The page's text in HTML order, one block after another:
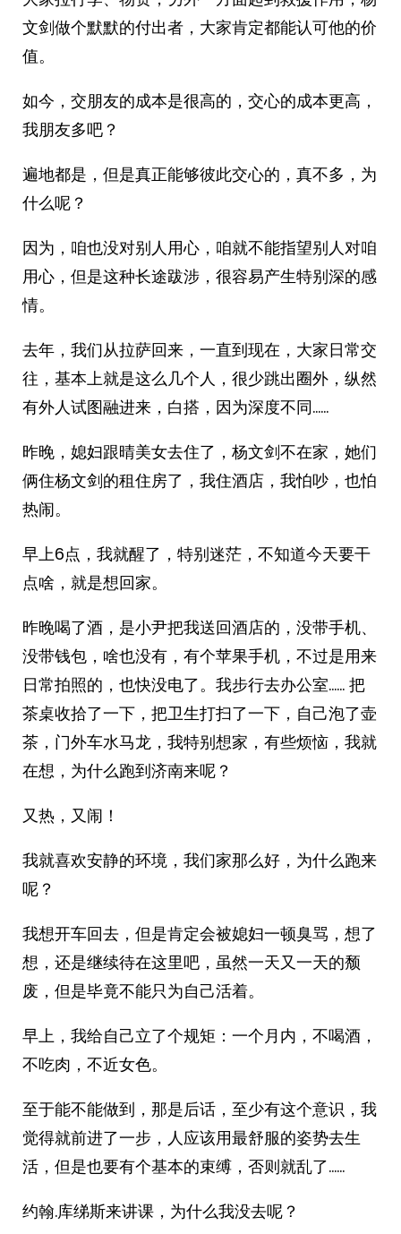
文剑做个默默的付出者，大家肯定都能认可他的价
值。
如今，交朋友的成本是很高的，交心的成本更高，
我朋友多吧？
遍地都是，但是真正能够彼此交心的，真不多，为
什么呢？
因为，咱也没对别人用心，咱就不能指望别人对咱
用心，但是这种长途跋涉，很容易产生特别深的感
情。
去年，我们从拉萨回来，一直到现在，大家日常交
往，基本上就是这么几个人，很少跳出圈外，纵然
有外人试图融进来，白搭，因为深度不同……
昨晚，媳妇跟晴美女去住了，杨文剑不在家，她们
俩住杨文剑的租住房了，我住酒店，我怕吵，也怕
热闹。
早上6点，我就醒了，特别迷茫，不知道今天要干
点啥，就是想回家。
昨晚喝了酒，是小尹把我送回酒店的，没带手机、
没带钱包，啥也没有，有个苹果手机，不过是用来
日常拍照的，也快没电了。我步行去办公室…… 把
茶桌收拾了一下，把卫生打扫了一下，自己泡了壶
茶，门外车水马龙，我特别想家，有些烦恼，我就
在想，为什么跑到济南来呢？
又热，又闹！
我就喜欢安静的环境，我们家那么好，为什么跑来
呢？
我想开车回去，但是肯定会被媳妇一顿臭骂，想了
想，还是继续待在这里吧，虽然一天又一天的颓
废，但是毕竟不能只为自己活着。
早上，我给自己立了个规矩：一个月内，不喝酒，
不吃肉，不近女色。
至于能不能做到，那是后话，至少有这个意识，我
觉得就前进了一步，人应该用最舒服的姿势去生
活，但是也要有个基本的束缚，否则就乱了……
约翰.库绨斯来讲课，为什么我没去呢？